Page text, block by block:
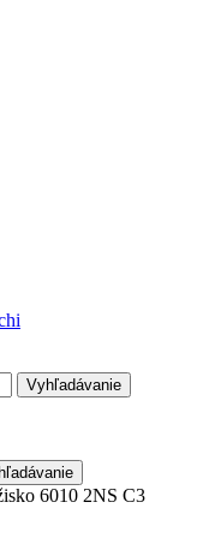
Vyhľadávanie
6010 2NS C3